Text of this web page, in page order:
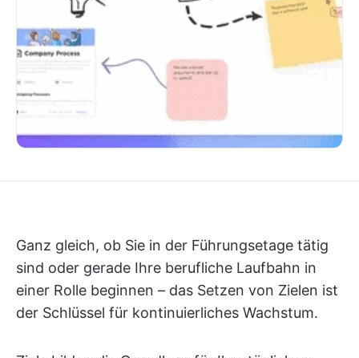
Ganz gleich, ob Sie in der Führungsetage tätig
sind oder gerade Ihre berufliche Laufbahn in
einer Rolle beginnen – das Setzen von Zielen ist
der Schlüssel für kontinuierliches Wachstum.